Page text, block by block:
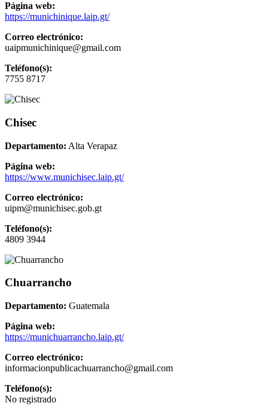
Página web:
https://munichinique.laip.gt/
Correo electrónico:
uaipmunichinique@gmail.com
Teléfono(s):
7755 8717
Chisec
Departamento: Alta Verapaz
Página web:
https://www.munichisec.laip.gt/
Correo electrónico:
uipm@munichisec.gob.gt
Teléfono(s):
4809 3944
Chuarrancho
Departamento: Guatemala
Página web:
https://munichuarrancho.laip.gt/
Correo electrónico:
informacionpublicachuarrancho@gmail.com
Teléfono(s):
No registrado